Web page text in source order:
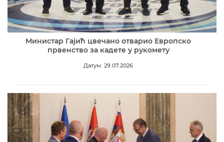
Министар Гајић цвечано отварио Европско
првенство за кадете у рукомету
Датум: 29.07.2026